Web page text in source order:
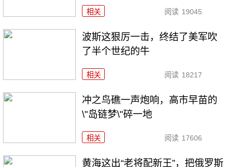
相关 阅读 19045
波斯这狠厉一击，终结了美军吹
了半个世纪的牛
相关 阅读 18217
冲之鸟礁一声炮响，高市早苗的
\"岛链梦\"碎一地
相关 阅读 17606
黄海这出“老将配新王”，把俄罗斯